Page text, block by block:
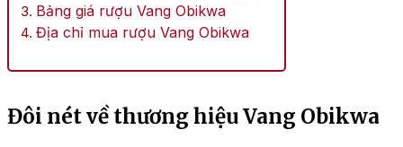
Bảng giá rượu Vang Obikwa
Địa chỉ mua rượu Vang Obikwa
Đôi nét về thương hiệu Vang Obikwa